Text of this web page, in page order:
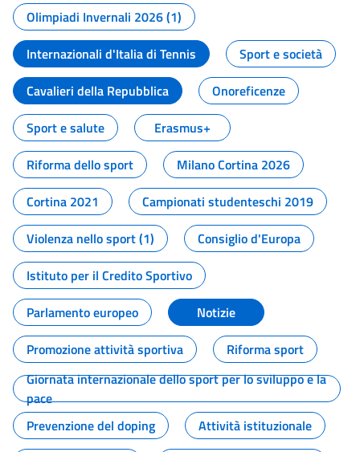
Olimpiadi Invernali 2026 (1)
Internazionali d'Italia di Tennis
Sport e società
Cavalieri della Repubblica
Onoreficenze
Sport e salute
Erasmus+
Riforma dello sport
Milano Cortina 2026
Cortina 2021
Campionati studenteschi 2019
Violenza nello sport (1)
Consiglio d'Europa
Istituto per il Credito Sportivo
Parlamento europeo
Notizie
Promozione attività sportiva
Riforma sport
Giornata internazionale dello sport per lo sviluppo e la
pace
Prevenzione del doping
Attività istituzionale